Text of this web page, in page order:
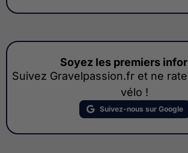
Soyez les premiers
Suivez Gravelpassion.fr et ne
vélo !
Suivez-nous sur Google